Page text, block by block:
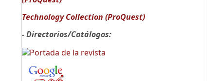
Technology Collection (ProQuest)
- Directorios/Catálogos: